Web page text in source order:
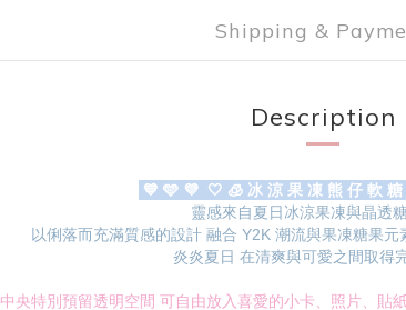
Shipping &
Description
💙 🩵 💜 🤍 🧊 冰 涼 果 凍 熊 仔 軟
靈感來自夏日冰涼果凍與晶透
以俐落而充滿質感的設計 融合 Y2K 潮流與果凍糖果
炎炎夏日 在清爽與可愛之間取得
中央特別預留透明空間 可自由放入喜愛的小卡、照片、貼